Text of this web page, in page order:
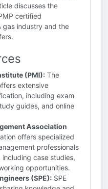
discusses the
certified
gas industry and the
(PMI): The
extensive
including exam
guides, and online
Association
offers specialized
professionals
case studies,
opportunities.
(SPE): SPE